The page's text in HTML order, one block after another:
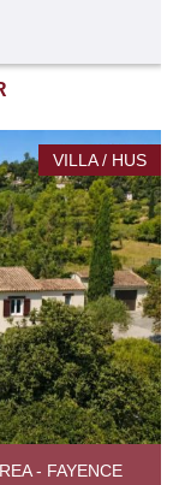
VILLA / HUS
- FAYENCE